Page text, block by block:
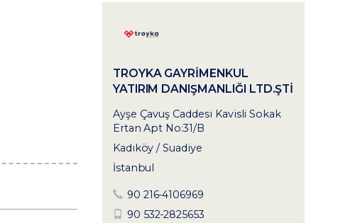
TROYKA GAYRIMENKUL
YATIRIM DANIŞMANLIĞI LTD.ŞTI
Ayşe Çavuş Caddesi Kavisli Sokak
Ertan Apt No:31/B
Kadıköy / Suadiye
İstanbul
90 216-4106969
90 532-2825653